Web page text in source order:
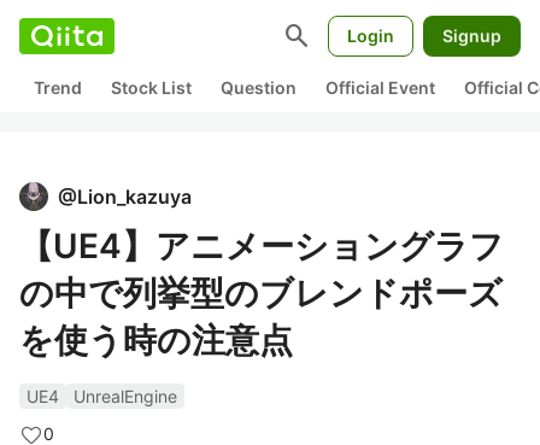
search Login Signup
Trend Stock List Question Official Event Official
@Lion_kazuya
【UE4】アニメーショングラフ
の中で列挙型のブレンドポーズ
を使う時の注意点
UE4
UnrealEngine
0